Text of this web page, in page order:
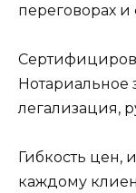
переговорах
Нотариальное
легализация,
Гибкость цен,
каждому